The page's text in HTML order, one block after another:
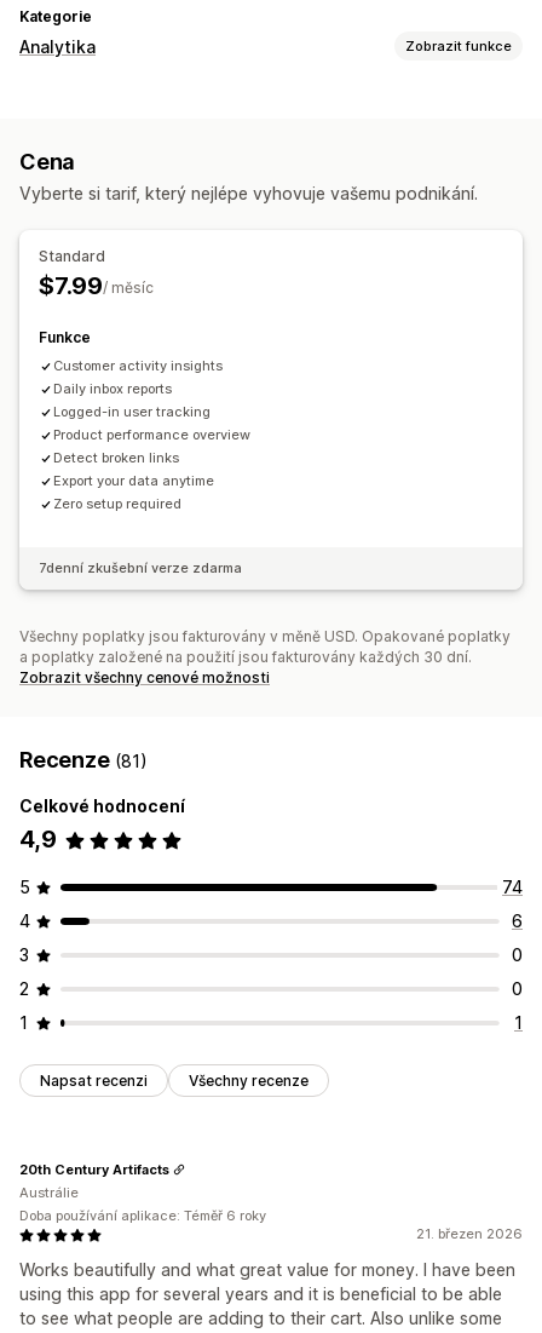
Kategorie
Analytika Zobrazit funkce
Sledování událostí
Vizuály a výkazy
Cena
Vyberte si tarif, který nejlépe vyhovuje vašemu podnikání.
Standard
$7.99/ měsíc
Funkce
Customer activity insights
Daily inbox reports
Logged-in user tracking
Product performance overview
Detect broken links
Export your data anytime
Zero setup required
7denní zkušební verze zdarma
Všechny poplatky jsou fakturovány v měně USD. Opakované poplatky
a poplatky založené na použití jsou fakturovány každých 30 dní.
Zobrazit všechny cenové možnosti
Recenze (81)
Celkové hodnocení
4,9
5
74
4
6
3
0
2
0
1
1
Napsat recenzi Všechny recenze
21. březen 2026
Works beautifully and what great value for money. I have been
using this app for several years and it is beneficial to be able
to see what people are adding to their cart. Also unlike some
20th Century Artifacts
Austrálie
Doba používání aplikace: Téměř 6 roky